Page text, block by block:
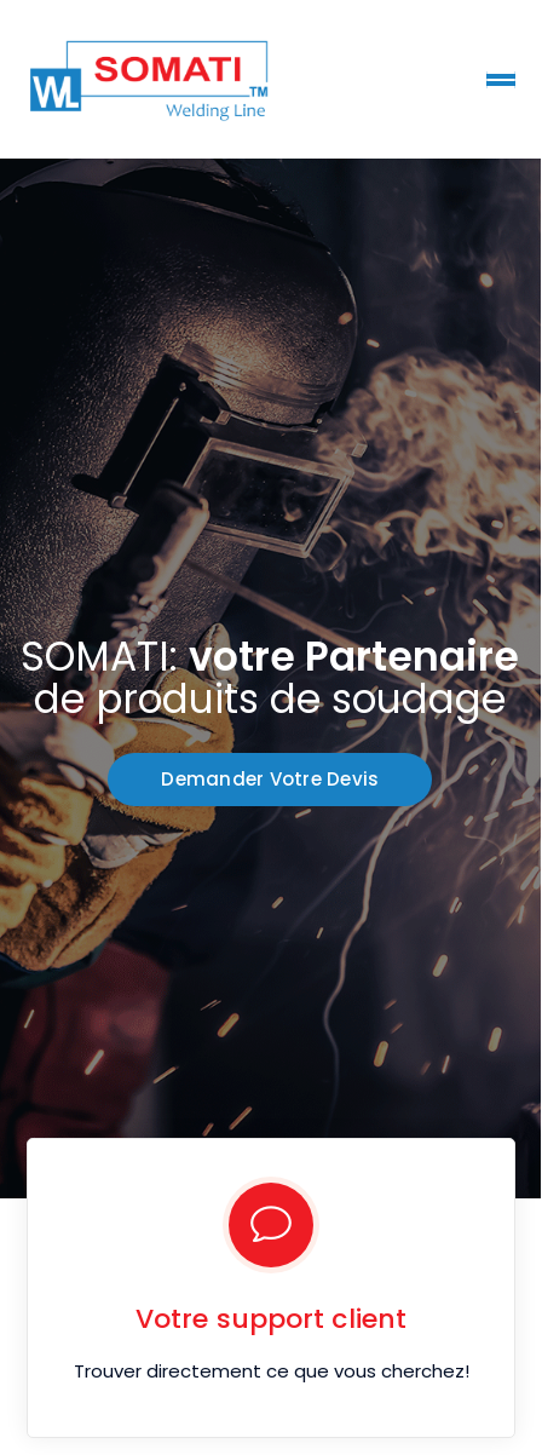
SOMATI:votre Partenaire
de produits de soudage
Demander Votre Devis
Votre support client
Trouver directement ce que vous cherchez!